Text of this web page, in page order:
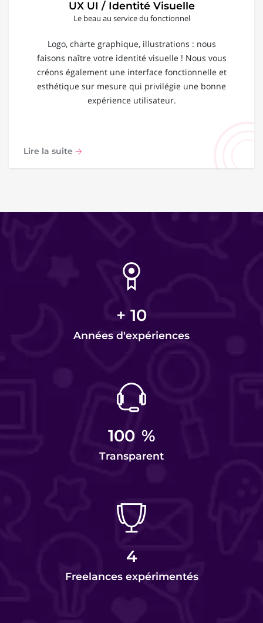
UX UI / Identité Visuelle
Le beau au service du fonctionnel
Logo, charte graphique, illustrations : nous
faisons naître votre identité visuelle ! Nous vous
créons également une interface fonctionnelle et
esthétique sur mesure qui privilégie une bonne
expérience utilisateur.
Lire la suite
+ 10
Années d'expériences
100 %
Transparent
4
Freelances expérimentés